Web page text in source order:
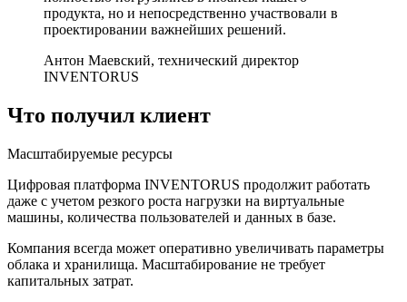
продукта, но и непосредственно участвовали в
проектировании важнейших решений.
Антон Маевский, технический директор
INVENTORUS
Что получил клиент
Масштабируемые ресурсы
Цифровая платформа INVENTORUS продолжит работать
даже с учетом резкого роста нагрузки на виртуальные
машины, количества пользователей и данных в базе.
Компания всегда может оперативно увеличивать параметры
облака и хранилища. Масштабирование не требует
капитальных затрат.